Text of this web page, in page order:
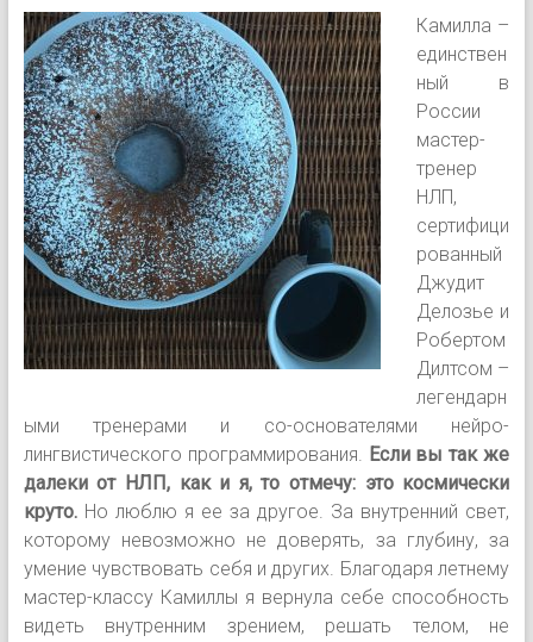
Камилла –
единствен
ный в
России
мастер-
тренер
НЛП,
сертифици
рованный
Джудит
Делозье и
Робертом
Дилтсом –
легендарн
ыми тренерами и со-основателями нейро-
лингвистического программирования. Если вы так же
далеки от НЛП, как и я, то отмечу: это космически
круто.Но люблю я ее за другое. За внутренний свет,
которому невозможно не доверять, за глубину, за
умение чувствовать себя и других. Благодаря летнему
мастер-классу Камиллы я вернула себе способность
видеть внутренним зрением, решать телом, не